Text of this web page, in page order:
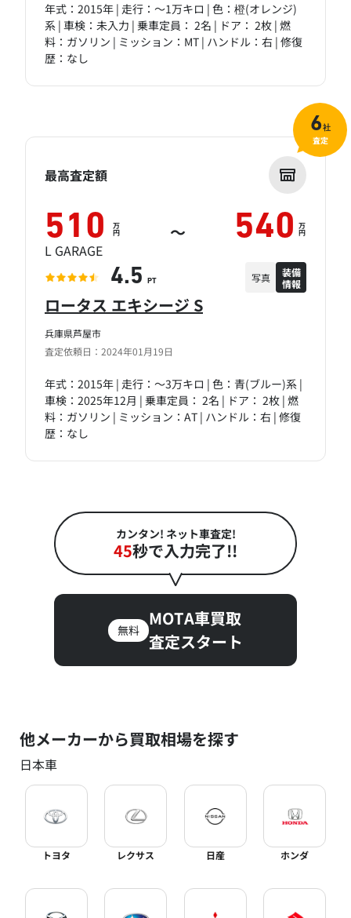
年式：2015年 | 走行：～1万キロ | 色：橙(オレンジ)
系 | 車検：未入力 | 乗車定員： 2名 | ドア： 2枚 | 燃
料：ガソリン | ミッション：MT | ハンドル：右 | 修復
歴：なし
兵庫県芦屋市
査定依頼日：2024年01月19日
ロータス エキシージ S
年式：2015年 | 走行：～3万キロ | 色：青(ブルー)系 |
車検：2025年12月 | 乗車定員： 2名 | ドア： 2枚 | 燃
料：ガソリン | ミッション：AT | ハンドル：右 | 修復
歴：なし
最高査定額
510 万
円 ～ 540 万
円
L GARAGE
4.5 PT 写真
装備
情報
6社
査定
カンタン! ネット車査定!
45秒で入力完了!!
無料
MOTA車買取
査定スタート
他メーカーから買取相場を探す
日本車
トヨタ レクサス 日産 ホンダ